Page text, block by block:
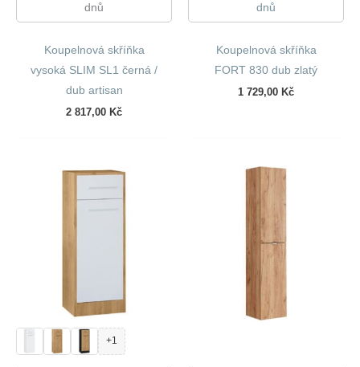
dnů
Koupelnová skříňka
vysoká SLIM SL1 černá /
dub artisan
2 817,00 Kč
dnů
Koupelnová skříňka
FORT 830 dub zlatý
1 729,00 Kč
+1